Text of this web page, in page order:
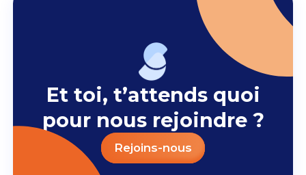
Et toi, t’attends quoi
pour nous rejoindre ?
Rejoins-nous